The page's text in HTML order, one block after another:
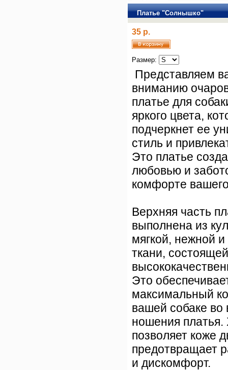
Платье "Солнышко"
35 р.
Размер:
Представляем
вниманию
платье для
яркого цвета,
подчеркнет ее
стиль и
Это платье
любовью и
комфорте
Верхняя часть
выполнена из
мягкой, нежной
ткани,
Это
максимальный
вашей собаке во
ношения платья.
позволяет коже
предотвращает
и дискомфорт.